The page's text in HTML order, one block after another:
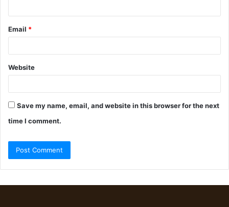
Email *
Website
Save my name, email, and website in this browser for the next
time I comment.